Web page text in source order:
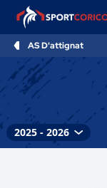
AS D'attignat